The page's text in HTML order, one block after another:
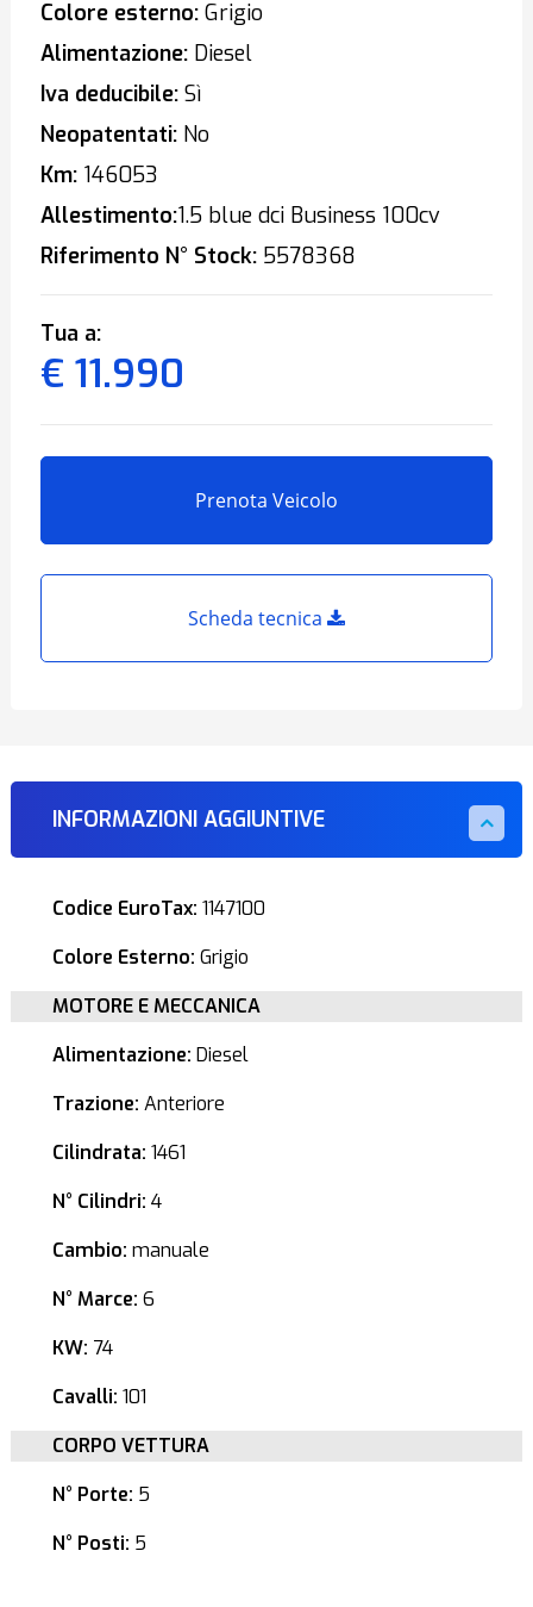
Colore esterno:Grigio
Alimentazione:Diesel
Iva deducibile:Sì
Neopatentati:No
Km:146053
Allestimento:1.5 blue dci Business 100cv
Riferimento N° Stock:5578368
Tua a:
€ 11.990
Prenota Veicolo
Scheda tecnica
INFORMAZIONI AGGIUNTIVE
Codice EuroTax: 1147100
Colore Esterno: Grigio
MOTORE E MECCANICA
Alimentazione: Diesel
Trazione: Anteriore
Cilindrata: 1461
N° Cilindri: 4
Cambio: manuale
N° Marce: 6
KW: 74
Cavalli: 101
CORPO VETTURA
N° Porte: 5
N° Posti: 5